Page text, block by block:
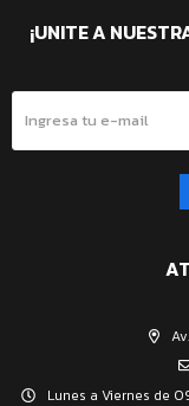
Lunes a Viernes de
¡UNITE A